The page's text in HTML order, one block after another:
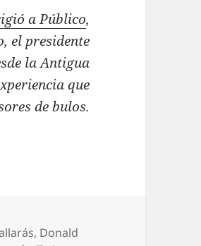
a Público,
el presidente
la Antigua
que
de bulos.
, Donald